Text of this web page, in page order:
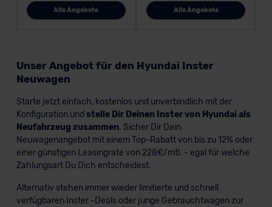
Alle Angebote Alle Angebote
Unser Angebot für den Hyundai Inster
Neuwagen
Starte jetzt einfach, kostenlos und unverbindlich mit der
Konfiguration und stelle Dir Deinen Inster von Hyundai als
Neufahrzeug zusammen. Sicher Dir Dein
Neuwagenangebot mit einem Top-Rabatt von bis zu 12% oder
einer günstigen Leasingrate von 228€/mtl. - egal für welche
Zahlungsart Du Dich entscheidest.
Alternativ stehen immer wieder limitierte und schnell
verfügbaren Inster -Deals oder junge Gebrauchtwagen zur